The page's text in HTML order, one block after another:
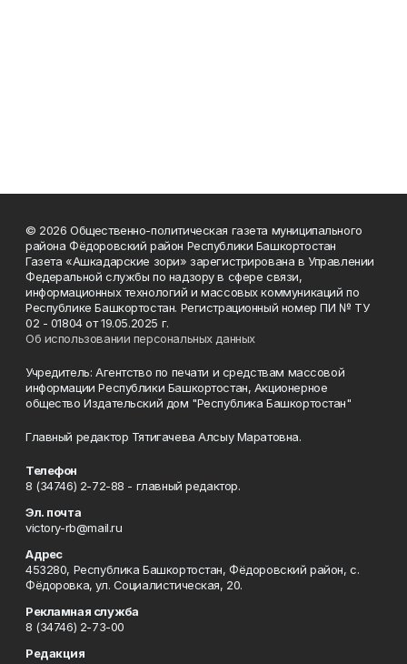
© 2026 Общественно-политическая газета муниципального
района Фёдоровский район Республики Башкортостан
Газета «Ашкадарские зори» зарегистрирована в Управлении
Федеральной службы по надзору в сфере связи,
информационных технологий и массовых коммуникаций по
Республике Башкортостан. Регистрационный номер ПИ № ТУ
02 - 01804 от 19.05.2025 г.
Об использовании персональных данных
Учредитель: Агентство по печати и средствам массовой
информации Республики Башкортостан, Акционерное
общество Издательский дом "Республика Башкортостан"
Главный редактор Тятигачева Алсыу Маратовна.
Телефон
8 (34746) 2-72-88 - главный редактор.
Эл. почта
victory-rb@mail.ru
Адрес
453280, Республика Башкортостан, Фёдоровский район, с.
Фёдоровка, ул. Социалистическая, 20.
Рекламная служба
8 (34746) 2-73-00
Редакция